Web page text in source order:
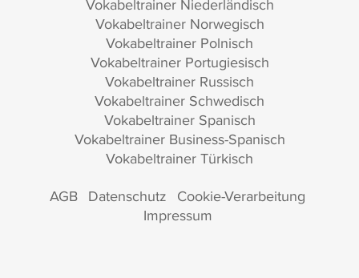
Vokabeltrainer Niederländisch
Vokabeltrainer Norwegisch
Vokabeltrainer Polnisch
Vokabeltrainer Portugiesisch
Vokabeltrainer Russisch
Vokabeltrainer Schwedisch
Vokabeltrainer Spanisch
Vokabeltrainer Business-Spanisch
Vokabeltrainer Türkisch
AGB Datenschutz Cookie-Verarbeitung
Impressum